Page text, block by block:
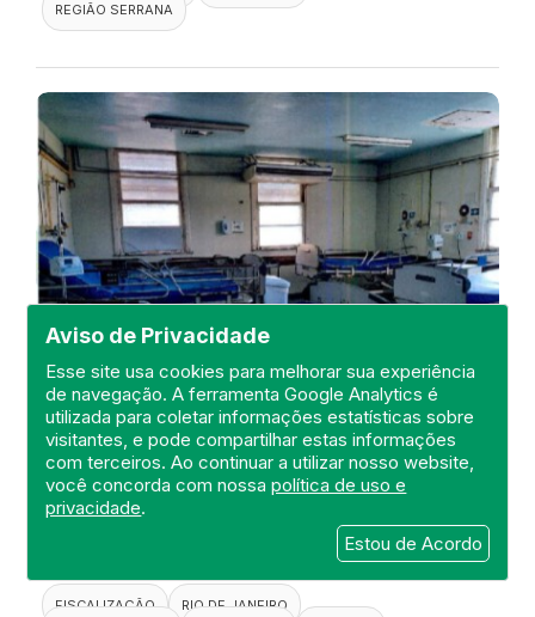
Aviso de Privacidade
Esse site usa cookies para melhorar sua experiência
de navegação. A ferramenta Google Analytics é
utilizada para coletar informações estatísticas sobre
visitantes, e pode compartilhar estas informações
com terceiros. Ao continuar a utilizar nosso website,
você concorda com nossapolítica de uso e
privacidade.
Estou de Acordo
REGIÃO SERRANA
Visita de Fiscalização no Hospital
Estadual Carlos Chagas
DEFIS
FISCALIZAÇÃO RIO DE JANEIRO